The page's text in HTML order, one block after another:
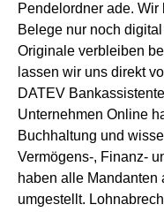
Pendelordner ade.
Belege nur noch
Originale verbleiben
lassen wir uns direkt
DATEV
Unternehmen Online
Buchhaltung und
Vermögens-, Finanz-
haben alle
umgestellt.